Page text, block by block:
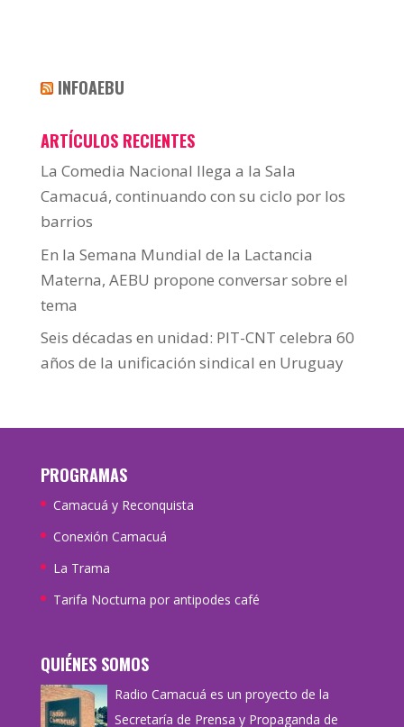
INFOAEBU
ARTÍCULOS RECIENTES
La Comedia Nacional llega a la Sala
Camacuá, continuando con su ciclo por los
barrios
En la Semana Mundial de la Lactancia
Materna, AEBU propone conversar sobre el
tema
Seis décadas en unidad: PIT-CNT celebra 60
años de la unificación sindical en Uruguay
PROGRAMAS
Camacuá y Reconquista
Conexión Camacuá
La Trama
Tarifa Nocturna por antipodes café
QUIÉNES SOMOS
Radio Camacuá es un proyecto de la
Secretaría de Prensa y Propaganda de